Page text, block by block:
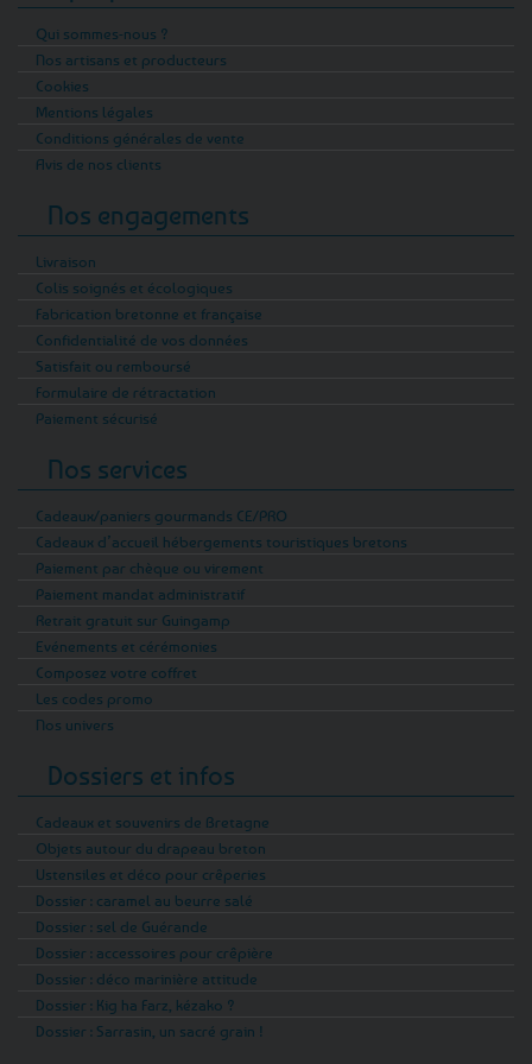
Du, aux armoiries et à l’histoire de la Bretagne.
En bijou, elle peut être fine, stylisée, dorée,
modernes. Les pendentifs carte de Bretagne,
les médaillons drapeau breton, les
inscriptions comme Breizh ou Breiz Bepred
avec la région.
Les nœuds celtiques, les entrelacs, le nœud de
la trinité et les spirales apportent une autre
lecture. Leurs lignes croisées, continues,
presque hypnotiques, donnent du relief aux
bijoux. Le nœud de la trinité évoque souvent
le lien, l’équilibre ou la transmission. L’arbre
croissance et de famille. Le Claddagh, avec ses
l’amour, à l’amitié et à la fidélité. Ce sont des
symboles que l’on peut choisir pour leur
beauté, mais aussi pour ce qu’ils transmettent.
La collection comprend aussi des bijoux
ont souvent une tonalité plus légère, parfois
plus tendre, mais ils restent bien ancrés dans
l’univers breton. Un collier macareux, une paire
de boucles d’oreilles marines ou un bracelet
ancre peut convenir à quelqu’un qui aime
Les matières donnent beaucoup de caractère
à l’ensemble. L’argent 925 reste une valeur
sûre pour celles et ceux qui recherchent un
Qui sommes-nous ?
Nos artisans et producteurs
Cookies
Mentions légales
Conditions générales de vente
Avis de nos clients
Nos engagements
Livraison
Colis soignés et écologiques
Fabrication bretonne et française
Confidentialité de vos données
Satisfait ou remboursé
Formulaire de rétractation
Paiement sécurisé
Nos services
Cadeaux/paniers gourmands CE/PRO
Cadeaux d’accueil hébergements touristiques bretons
Paiement par chèque ou virement
Paiement mandat administratif
Retrait gratuit sur Guingamp
Evénements et cérémonies
Composez votre coffret
Les codes promo
Nos univers
Dossiers et infos
Cadeaux et souvenirs de Bretagne
Objets autour du drapeau breton
Ustensiles et déco pour crêperies
Dossier : caramel au beurre salé
Dossier : sel de Guérande
Dossier : accessoires pour crêpière
Dossier : déco marinière attitude
Dossier : Kig ha Farz, kézako ?
Dossier : Sarrasin, un sacré grain !